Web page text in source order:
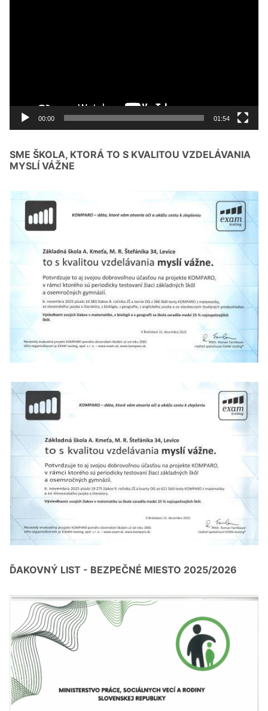
00:00 01:54
SME ŠKOLA, KTORÁ TO S KVALITOU VZDELÁVANIA
MYSLÍ VÁŽNE
ĎAKOVNÝ LIST - BEZPEČNÉ MIESTO 2025/2026